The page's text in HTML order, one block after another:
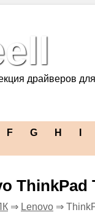
драйверов
F G H
ThinkPad
⇒ Lenovo ⇒